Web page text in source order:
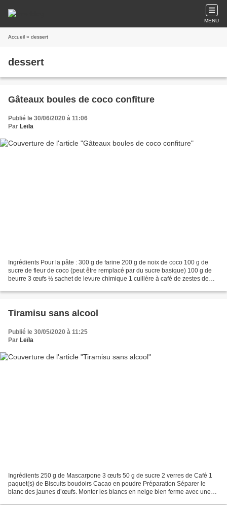
MENU
Accueil » dessert
dessert
Gâteaux boules de coco confiture
Publié le 30/06/2020 à 11:06
Par Leïla
Ingrédients Pour la pâte : 300 g de farine 200 g de noix de coco 100 g de
sucre de fleur de coco (peut être remplacé par du sucre basique) 100 g de
beurre 3 œufs ½ sachet de levure chimique 1 cuillère à café de zestes de
Tiramisu sans alcool
Publié le 30/05/2020 à 11:25
Par Leïla
Ingrédients 250 g de Mascarpone 3 œufs 50 g de sucre 2 verres de Café 1
paquet(s) de Biscuits boudoirs Cacao en poudre Préparation Séparer le
blanc des jaunes d’œufs. Monter les blancs en neige bien ferme avec une